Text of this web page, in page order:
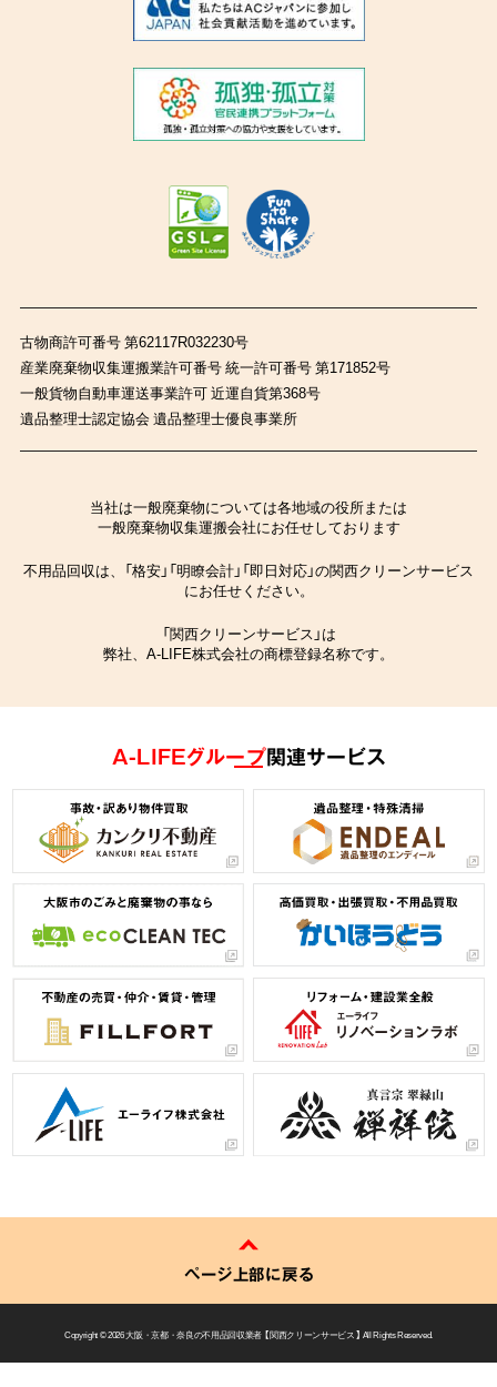
古物商許可番号 第62117R032230号
産業廃棄物収集運搬業許可番号 統一許可番号 第171852号
一般貨物自動車運送事業許可 近運自貨第368号
遺品整理士認定協会 遺品整理士優良事業所
当社は一般廃棄物については各地域の役所または
一般廃棄物収集運搬会社にお任せしております
不用品回収は、「格安」「明瞭会計」「即日対応」の関西クリーンサービス
にお任せください。
「関西クリーンサービス」は
弊社、A-LIFE株式会社の商標登録名称です。
A-LIFEグループ関連サービス
ページ上部に戻る
Copyright © 2026大阪・京都・奈良の不用品回収業者 【 関西クリーンサービス 】 All Rights Reserved.